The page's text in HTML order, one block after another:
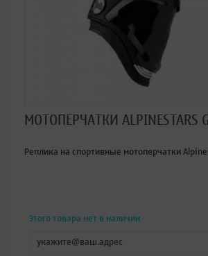
МОТОПЕРЧАТКИ ALPINESTARS
Реплика на спортивные мотоперчатки
Этого товара нет в наличии